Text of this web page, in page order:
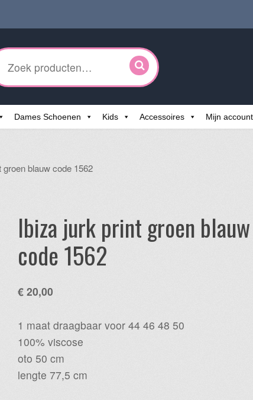
Dames Schoenen Kids Accessoires Mijn account
blauw code 1562
Ibiza jurk print groen blauw
code 1562
€20,00
1 maat draagbaar voor 44 46 48 50
100% viscose
oto 50 cm
lengte 77,5 cm